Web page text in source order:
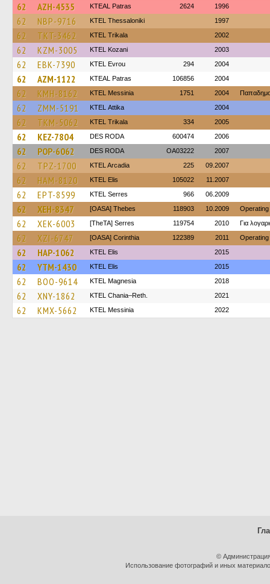
62 AZH-4535 KTEAL Patras 2624 1996
62 NBP-9716 KTEL Thessaloniki 1997
62 TKT-3462 ΚΤΕL Τrikala 2002
62 KZM-3005 ΚΤΕL Kozani 2003
62 EBK-7390 KTEL Evrou 294 2004
62 AZM-1122 KTEAL Patras 106856 2004
62 KMH-8162 KTEL Messinia 1751 2004
62 ZMM-5191 KΤΕL Αttika 2004
62 TKM-5062 ΚΤΕL Τrikala 334 2005
62 KEZ-7804 DES RODA 600474 2006
62 POP-6062 DES RODA OA03222 2007
62 TPZ-1700 KTEL Arcadia 225 09.2007
62 HAM-8120 KTEL Elis 105022 11.2007
62 EPT-8599 KTEL Serres 966 06.2009
62 XEH-8347 [OASA] Thebes 118903 10.2009
62 XEK-6003 [TheTA] Serres 119754 2010 Για
62 XZI-6747 [OASA] Corinthia 122389 2011
62 HAP-1062 KTEL Elis 2015
62 YTM-1430 KTEL Elis 2015
62 BOO-9614 ΚΤΕL Magnesia 2018
62 XNY-1862 KTEL Chania–Reth. 2021
62 KMX-5662 KTEL Messinia 2022
©
Использование фотографий и иных